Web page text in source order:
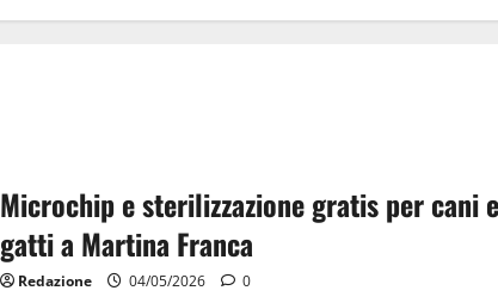
Microchip e sterilizzazione gratis per cani e
gatti a Martina Franca
Redazione 04/05/2026 0